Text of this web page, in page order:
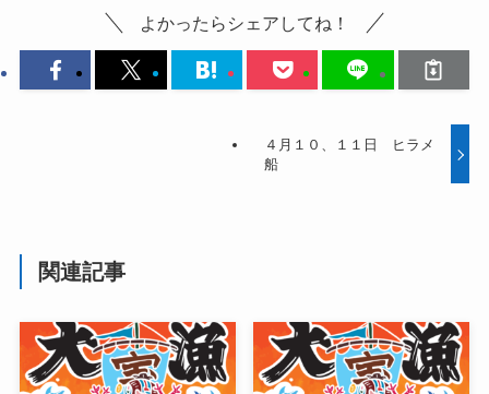
よかったらシェアしてね！
４月１０、１１日 ヒラメ
船
関連記事